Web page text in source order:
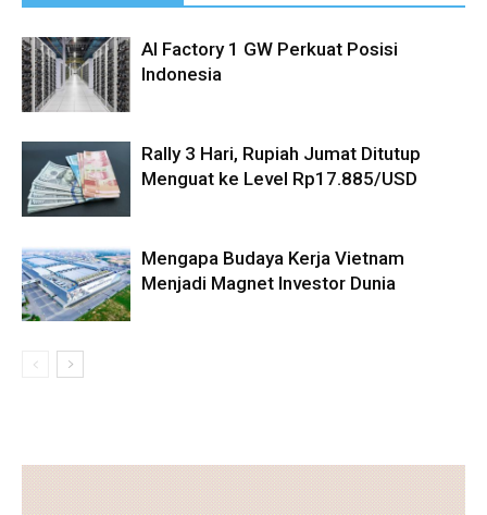
AI Factory 1 GW Perkuat Posisi
Indonesia
Rally 3 Hari, Rupiah Jumat Ditutup
Menguat ke Level Rp17.885/USD
Mengapa Budaya Kerja Vietnam
Menjadi Magnet Investor Dunia